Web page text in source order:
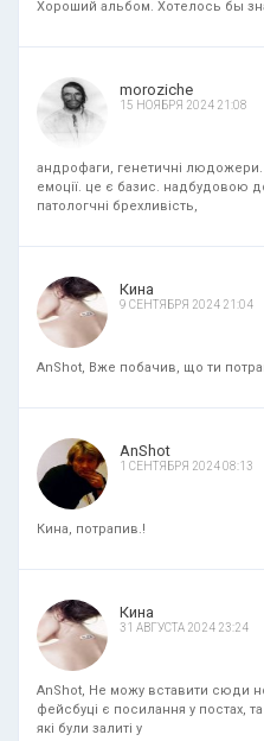
Хороший альбом. Хотелось бы
moroziche
15 НОЯБРЯ 2024 21:08
андрофаги, генетичні
емоції. це є базис. надбудовою до
патологчні брехливість,
Кина
9 СЕНТЯБРЯ 2024 21:04
AnShot, Вже побачив, що ти
AnShot
1 СЕНТЯБРЯ 2024 08:13
Кина, потрапив.!
Кина
31 АВГУСТА 2024 23:24
AnShot, Не можу вставити сюди
фейсбуці є посилання у постах,
які були залиті у